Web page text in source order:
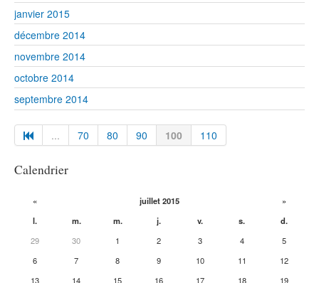
janvier 2015
décembre 2014
novembre 2014
octobre 2014
septembre 2014
... 70 80 90 100 110
Calendrier
« juillet 2015
»
l.
m. m. j. v. s.
d.
29
30 1 2 3 4
5
6
7 8 9 10 11
12
13
14 15 16 17 18
19